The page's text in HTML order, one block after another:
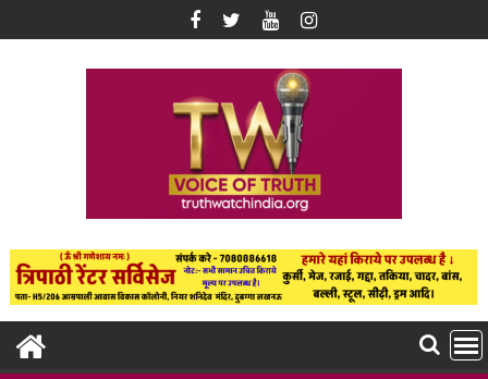
to